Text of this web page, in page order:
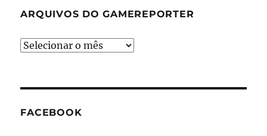
ARQUIVOS DO GAMEREPORTER
Arquivos
FACEBOOK